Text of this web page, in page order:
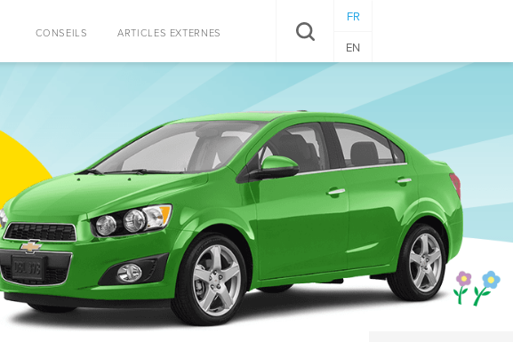
CONSEILS ARTICLES EXTERNES
FR
EN
RECHERCHER